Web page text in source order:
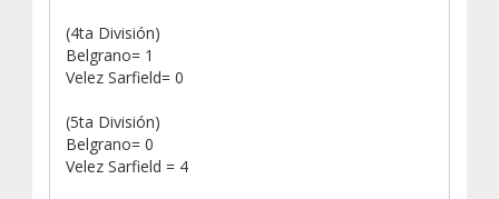
(4ta División)
Belgrano= 1
Velez Sarfield= 0
(5ta División)
Belgrano= 0
Velez Sarfield = 4